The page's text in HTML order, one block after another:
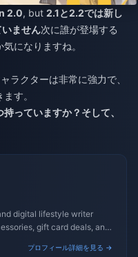
2.0, but 2.1と2.2では新し
ません次に誰が登場する
になりますね。
ラクターは非常に強力で、
す。
っていますか？そして、
digital lifestyle writer
gift card deals, and
プロフィール詳細を見る →